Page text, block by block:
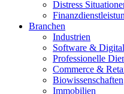
Distress
Branchen
Industrien
Software & Digital
Professionelle
Commerce &
Biowissenschaften
Immobilien